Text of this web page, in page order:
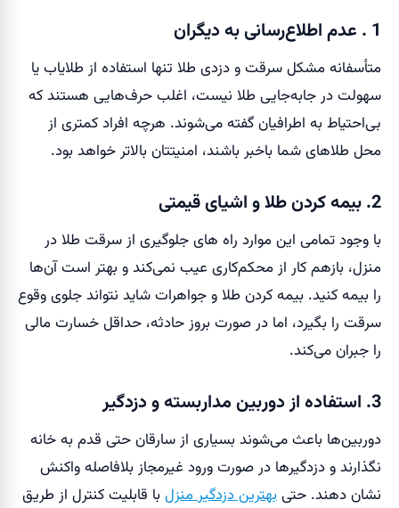
1 . عدم اطلاع‌رسانی به دیگران
متأسفانه مشکل سرقت و دزدی طلا تنها استفاده از طلایاب یا
سهولت در جابه‌جایی طلا نیست، اغلب حرف‌هایی هستند که
بی‌احتیاط به اطرافیان گفته می‌شوند. هرچه افراد کمتری از
محل طلاهای شما باخبر باشند، امنیتتان بالاتر خواهد بود.
2. بیمه کردن طلا و اشیای قیمتی
با وجود تمامی این موارد راه های جلوگیری از سرقت طلا در
منزل، بازهم کار از محکم‌کاری عیب نمی‌کند و بهتر است آن‌ها
را بیمه کنید. بیمه کردن طلا و جواهرات شاید نتواند جلوی وقوع
سرقت را بگیرد، اما در صورت بروز حادثه، حداقل خسارت مالی
را جبران می‌کند.
3. استفاده از دوربین مداربسته و دزدگیر
دوربین‌ها باعث می‌شوند بسیاری از سارقان حتی قدم به خانه
نگذارند و دزدگیرها در صورت ورود غیرمجاز بلافاصله واکنش
نشان دهند. حتیبهترین دزدگیر منزلبا قابلیت کنترل از طریق